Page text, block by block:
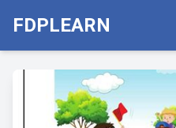
FDPLEARN